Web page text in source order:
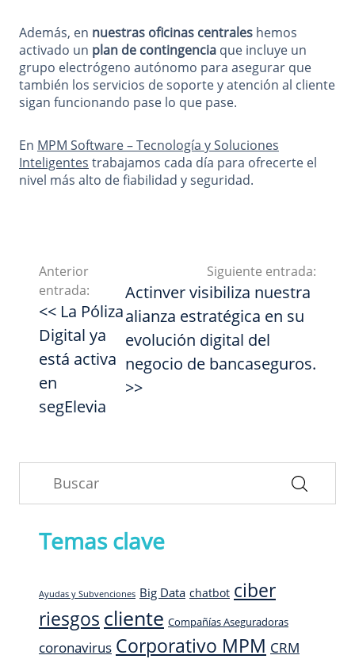
Además, en nuestras oficinas centrales hemos
activado un plan de contingencia que incluye un
grupo electrógeno autónomo para asegurar que
también los servicios de soporte y atención al cliente
sigan funcionando pase lo que pase.
En MPM Software – Tecnología y Soluciones
Inteligentes trabajamos cada día para ofrecerte el
nivel más alto de fiabilidad y seguridad.
Anterior
entrada:
<< La Póliza
Digital ya
está activa
en
segElevia
Siguiente entrada:
Actinver visibiliza nuestra
alianza estratégica en su
evolución digital del
negocio de bancaseguros.
>>
Temas clave
Ayudas y Subvenciones Big Data chatbot ciber
riesgos cliente Compañías Aseguradoras
coronavirus Corporativo MPM CRM